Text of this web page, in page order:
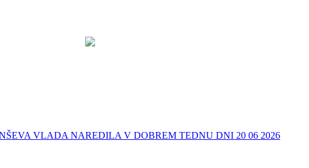
VLADA NAREDILA V DOBREM TEDNU DNI 20 06 2026